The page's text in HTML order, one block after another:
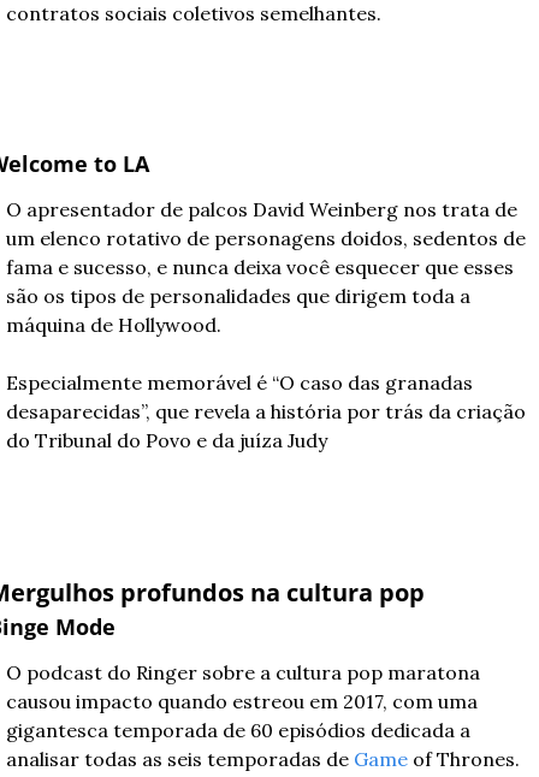
contratos sociais coletivos semelhantes.
to LA
O apresentador de palcos David Weinberg nos trata de
um elenco rotativo de personagens doidos, sedentos de
fama e sucesso, e nunca deixa você esquecer que esses
são os tipos de personalidades que dirigem toda a
máquina de Hollywood.
Especialmente memorável é “O caso das granadas
desaparecidas”, que revela a história por trás da criação
do Tribunal do Povo e da juíza Judy
profundos na cultura pop
Mode
O podcast do Ringer sobre a cultura pop maratona
causou impacto quando estreou em 2017, com uma
gigantesca temporada de 60 episódios dedicada a
analisar todas as seis temporadas de Game of Thrones.